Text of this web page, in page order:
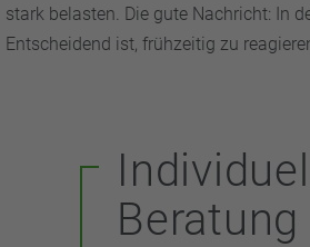
stark belasten. Die gute Nachricht: In
Entscheidend ist, frühzeitig zu
Beratung